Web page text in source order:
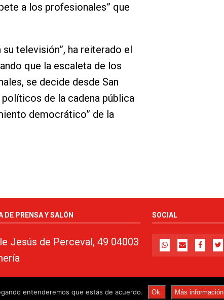
a los profesionales” que
televisión”, ha reiterado el
que la escaleta de los
se decide desde San
de la cadena pública
democrático” de la
DE PRENSA Y SALÓN
Jesús de Perceval, 49 04003
SOCIAL
entenderemos que estás de acuerdo. Ok Más información